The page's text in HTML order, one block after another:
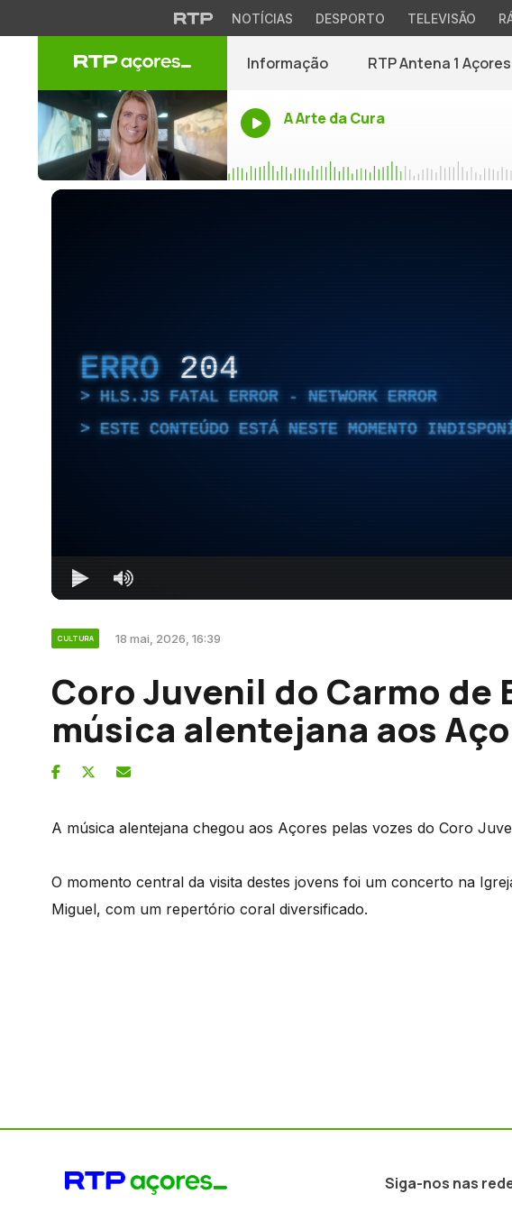
NOTÍCIAS DESPORTO TELEVISÃO
Informação RTP Antena 1 Açores
A Arte da Cura
ERRO 204
HLS.JS FATAL ERROR - NETWORK ERROR
ESTE CONTEÚDO ESTÁ NESTE MOMENTO
CULTURA 18 mai, 2026, 16:39
Coro Juvenil do Carmo de
música alentejana aos
A música alentejana chegou aos Açores pelas vozes do Coro
O momento central da visita destes jovens foi um concerto na
Miguel, com um repertório coral diversificado.
Siga-nos nas